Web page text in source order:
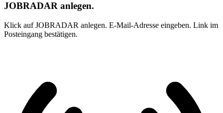
JOBRADAR anlegen.
Klick auf JOBRADAR anlegen. E-Mail-Adresse eingeben. Link im
Posteingang bestätigen.